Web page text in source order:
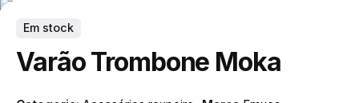
Em stock
Varão Trombone Moka